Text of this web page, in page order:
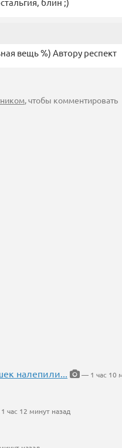
вещь %) Автору респект
, чтобы комментировать
налепили...
— 1 час 10
час 12 минут назад